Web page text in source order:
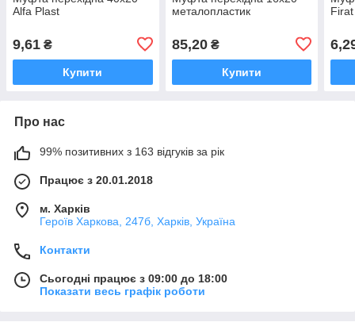
Alfa Plast
9,61 ₴
Купити
металопластик
85,20₴
Купити
Firat
Про нас
99% позитивних з 163 відгуків за рік
Працює з 20.01.2018
м. Харків
Героїв Харкова, 247б, Харків, Україна
Контакти
Сьогодні працює з 09:00 до 18:00
Показати весь графік роботи